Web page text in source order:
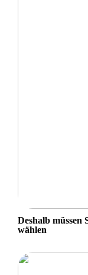
Deshalb
wählen